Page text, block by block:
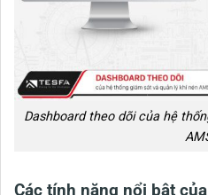
Dashboard theo dõi của hệ
Các tính năng nổi bật